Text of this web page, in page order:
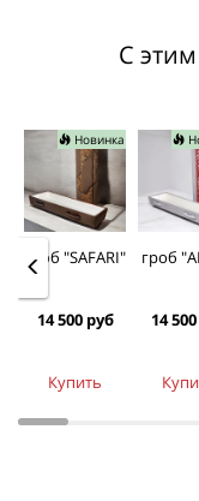
С
Новинка
гроб "SAFARI"
14 500 руб
Купить
гроб
14